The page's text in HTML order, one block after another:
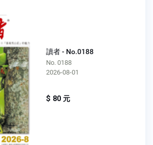
讀者 - No.0188
No. 0188
2026-08-01
$ 80 元